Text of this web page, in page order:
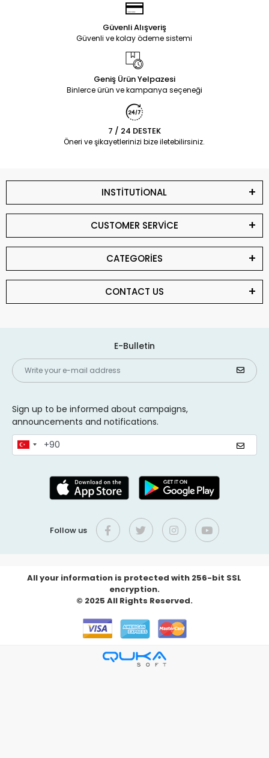
Güvenli Alışveriş
Güvenli ve kolay ödeme sistemi
Geniş Ürün Yelpazesi
Binlerce ürün ve kampanya seçeneği
7 / 24 DESTEK
Öneri ve şikayetlerinizi bize iletebilirsiniz.
INSTİTUTİONAL
CUSTOMER SERVİCE
CATEGORİES
CONTACT US
E-Bulletin
Sign up to be informed about campaigns,
announcements and notifications.
Follow us
All your information is protected with 256-bit SSL
encryption.
© 2025 All Rights Reserved.